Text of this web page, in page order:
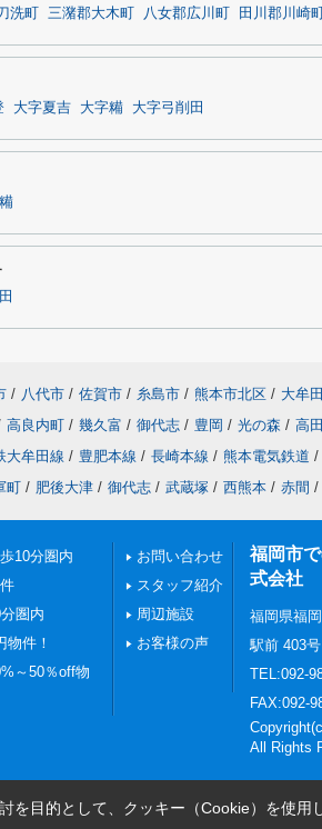
洗町 三潴郡大木町 八女郡広川町 田川郡川崎町
大字夏吉 大字糒 大字弓削田
糒
/ 八代市 / 佐賀市 / 糸島市 / 熊本市北区 / 大牟
高良内町 / 幾久富 / 御代志 / 豊岡 / 光の森 / 高田
大牟田線 / 豊肥本線 / 長崎本線 / 熊本電気鉄道 /
町 / 肥後大津 / 御代志 / 武蔵塚 / 西熊本 / 赤間 /
10分圏内
圏内
物件！
～50％off物
お問い合わせ
スタッフ紹介
周辺施設
お客様の声
福岡市
式会社
福岡県福
駅前 403号
TEL:092-
FAX:092-
All Rights
を目的として、クッキー（Cookie）を使用